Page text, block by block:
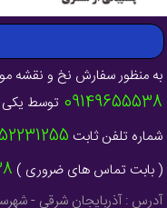
به منظور سفارش نخ و نقشه
09149655538 توسط یکی
شماره تلفن ثابت - 041
( بابت تماس های ضروری )